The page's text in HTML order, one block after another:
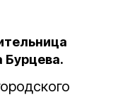
Бурцева.